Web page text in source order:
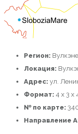
Регион:
Локация:
Адрес: ул.
Формат: 4 x 3 x
№ по карте:
Направление